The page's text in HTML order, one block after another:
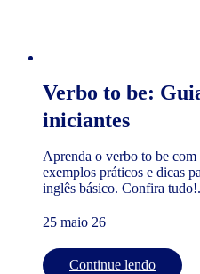
Verbo to be:
iniciantes
Aprenda o verbo to be com
exemplos práticos e dicas
inglês básico. Confira
25 maio 26
Continue lendo